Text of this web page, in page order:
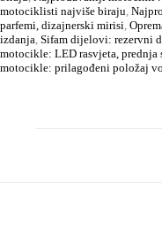
motociklisti najviše biraju,
parfemi, dizajnerski mirisi,
izdanja, Sifam dijelovi: rezervni
motocikle: LED rasvjeta,
motocikle: prilagođeni položaj